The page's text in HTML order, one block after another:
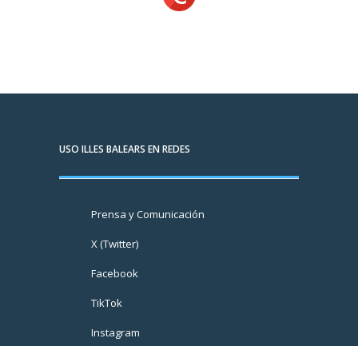
USO ILLES BALEARS EN REDES
Prensa y Comunicación
X (Twitter)
Facebook
TikTok
Instagram